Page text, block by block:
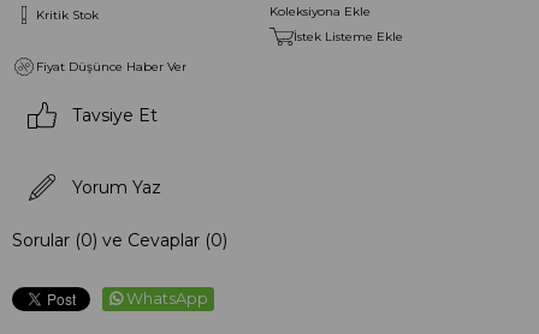
Kritik Stok
Koleksiyona Ekle
İstek Listeme Ekle
Fiyat Düşünce Haber Ver
Tavsiye Et
Yorum Yaz
Sorular (0) ve Cevaplar (0)
WhatsApp